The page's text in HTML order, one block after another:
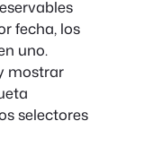
fecha, los
uno.
mostrar
selectores